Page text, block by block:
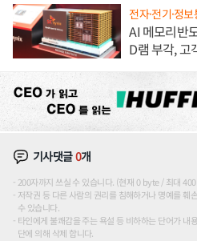
전자·전기·정보
AI 메모리반
D램 부각, 고
기사댓글0개
200자까지 쓰실 수 있습니다. (현재 0 byte / 최대
저작권 등 다른 사람의 권리를 침해하거나 명예를 훼
수 있습니다.
타인에게 불쾌감을 주는 욕설 등 비하하는 단어가 내
단에 의해 삭제 합니다.